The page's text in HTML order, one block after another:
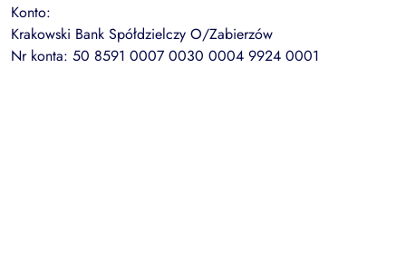
Konto:
Krakowski Bank Spółdzielczy O/Zabierzów
Nr konta: 50 8591 0007 0030 0004 9924 0001